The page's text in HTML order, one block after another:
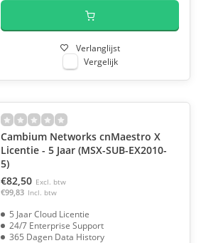
Verlanglijst
Vergelijk
Cambium Networks cnMaestro X
Licentie - 5 Jaar (MSX-SUB-EX2010-
5)
€82,50 Excl. btw
€99,83 Incl. btw
5 Jaar Cloud Licentie
24/7 Enterprise Support
365 Dagen Data History